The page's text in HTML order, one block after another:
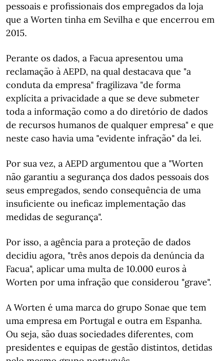
pessoais e profissionais dos empregados da loja
que a Worten tinha em Sevilha e que encerrou em
2015.
Perante os dados, a Facua apresentou uma
reclamação à AEPD, na qual destacava que "a
conduta da empresa" fragilizava "de forma
explícita a privacidade a que se deve submeter
toda a informação como a do diretório de dados
de recursos humanos de qualquer empresa" e que
neste caso havia uma "evidente infração" da lei.
Por sua vez, a AEPD argumentou que a "Worten
não garantiu a segurança dos dados pessoais dos
seus empregados, sendo consequência de uma
insuficiente ou ineficaz implementação das
medidas de segurança".
Por isso, a agência para a proteção de dados
decidiu agora, "três anos depois da denúncia da
Facua", aplicar uma multa de 10.000 euros à
Worten por uma infração que considerou "grave".
A Worten é uma marca do grupo Sonae que tem
uma empresa em Portugal e outra em Espanha.
Ou seja, são duas sociedades diferentes, com
presidentes e equipas de gestão distintos, detidas